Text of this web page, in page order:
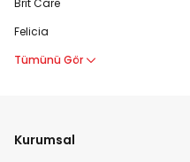
Felicia
Tümünü Gör
Kurumsal